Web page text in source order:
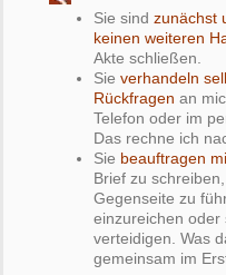
Sie sind zunächst
keinen weiteren
Akte schließen.
Sie verhandeln
Rückfragen an
Telefon oder im
Das rechne ich
Sie beauftragen
Brief zu
Gegenseite zu
einzureichen oder
verteidigen. Was
gemeinsam im